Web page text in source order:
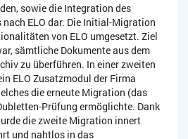
sowie die Integration des
nach ELO dar. Die Initial-Migration
von ELO umgesetzt. Ziel
sämtliche Dokumente aus dem
zu überführen. In einer zweiten
ELO Zusatzmodul der Firma
die erneute Migration (das
Prüfung ermöglichte. Dank
die zweite Migration innert
und nahtlos in das